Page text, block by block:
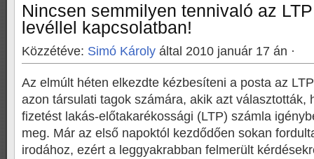
Nincsen semmilyen tennivaló az
levéllel kapcsolatban!
Közzétéve: Simó Károly által 2010 január 17 án ·
Az elmúlt héten elkezdte kézbesíteni a posta az
azon társulati tagok számára, akik azt választották,
fizetést lakás-előtakarékossági (LTP) számla
meg. Már az első napoktól kezdődően sokan
irodához, ezért a leggyakrabban felmerült